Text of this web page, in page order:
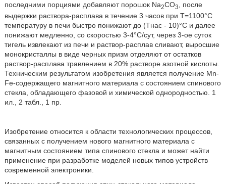
последними порциями добавляют порошок Na2CO3, после
выдержки раствора-расплава в течение 3 часов при Т=1100°С
температуру в печи быстро понижают до (Тнас - 10)°С и далее
понижают медленно, со скоростью 3-4°С/сут, через 3-ое суток
тигель извлекают из печи и раствор-расплав сливают, выросшие
монокристаллы в виде черных призм отделяют от остатков
раствор-расплава травлением в 20% растворе азотной кислоты.
Техническим результатом изобретения является получение Mn-
Fe-содержащего магнитного материала с состоянием спинового
стекла, обладающего фазовой и химической однородностью. 1
ил., 2 табл., 1 пр.
Изобретение относится к области технологических процессов,
связанных с получением нового магнитного материала с
магнитным состоянием типа спинового стекла и может найти
применение при разработке моделей новых типов устройств
современной электроники.